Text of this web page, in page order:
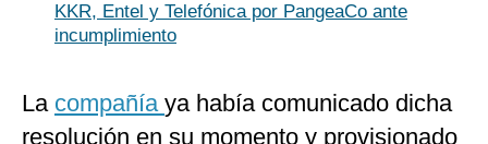
KKR, Entel y Telefónica por PangeaCo ante
incumplimiento
La compañía ya había comunicado dicha
resolución en su momento y provisionado